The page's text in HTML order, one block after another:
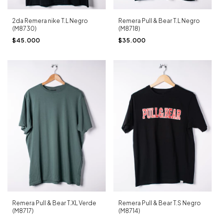
2da Remera nike T.L Negro
(M8730)
$45.000
Remera Pull & Bear T.L Negro
(M8718)
$35.000
Remera Pull & Bear T.XL Verde
(M8717)
Remera Pull & Bear T.S Negro
(M8714)